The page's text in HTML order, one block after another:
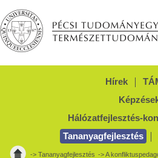
Hírek
Hálózatfejlesztés-
Tananyagfejlesztés
-> Tananyagfejlesztés ->A